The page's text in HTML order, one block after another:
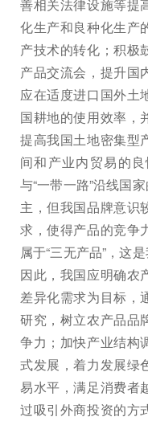
善相关法律设施等提
化生产和良种化生产
产技术的转化；积极
产品交流会，提升国
应在适度进口国外土
国耕地的使用效率，
提高我国土地密集型
间和产业内贸易的
与“一带一路”沿线国
主，但我国品牌意识
求，使得产品的竞争
属于“三无产品”，这
因此，我国应明确农
差异化需求为目标，
研究，树立农产品品
争力；加快产业结构
式发展，着力发展绿
易水平，满足消费者
过吸引外商投资的方